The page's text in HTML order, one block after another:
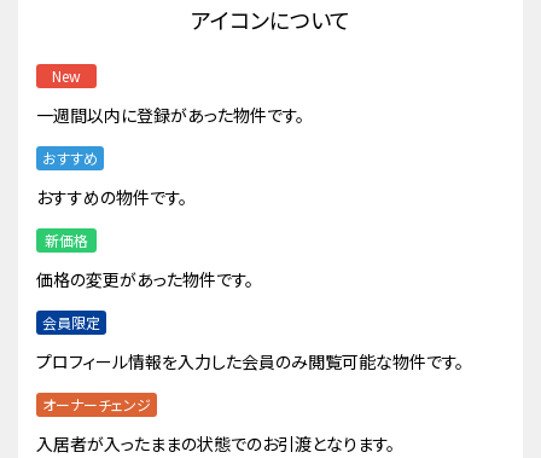
アイコンについて
New
一週間以内に登録があった物件です。
おすすめ
おすすめの物件です。
新価格
価格の変更があった物件です。
会員限定
プロフィール情報を入力した会員のみ閲覧可能な物件です。
オーナーチェンジ
入居者が入ったままの状態でのお引渡となります。